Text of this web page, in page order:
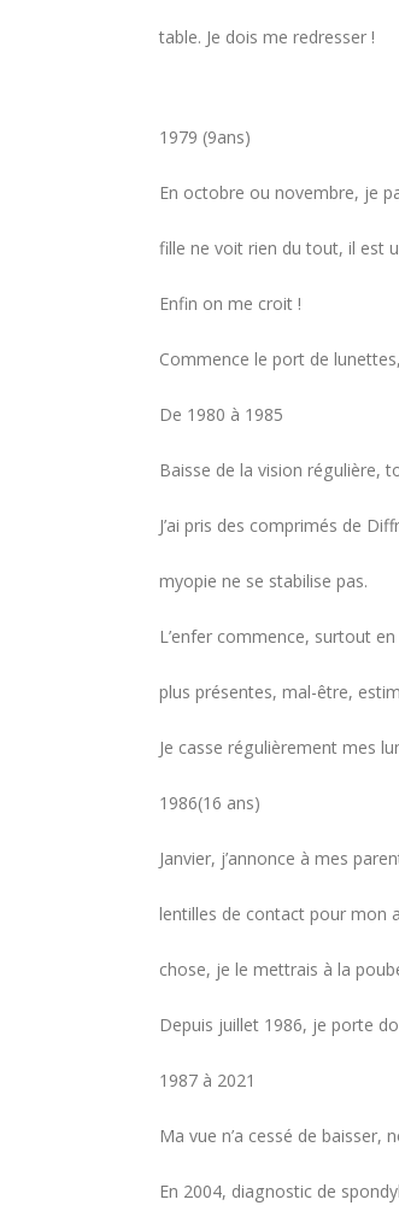
table. Je dois me redresser !
1979 (9ans)
En octobre ou novembre, je
fille ne voit rien du tout, il est
Enfin on me croit !
Commence le port de
De 1980 à 1985
Baisse de la vision régulière,
J’ai pris des comprimés de
myopie ne se stabilise pas.
L’enfer commence, surtout
plus présentes, mal-être,
Je casse régulièrement mes
1986(16 ans)
Janvier, j’annonce à mes
lentilles de contact pour mon
chose, je le mettrais à la
Depuis juillet 1986, je porte
1987 à 2021
Ma vue n’a cessé de baisser,
En 2004, diagnostic de